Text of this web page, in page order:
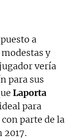
a
y
vería
para sus
Laporta
para
parte de la
2017.